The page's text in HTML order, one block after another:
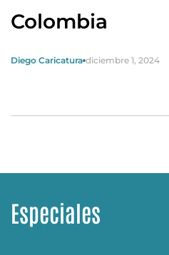
Colombia
Diego Caricatura diciembre 1, 2024
Especiales